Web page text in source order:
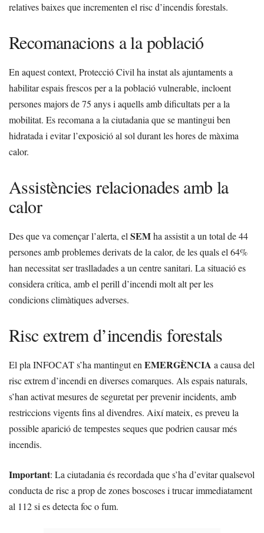
relatives baixes que incrementen el risc d’incendis forestals.
Recomanacions a la població
En aquest context, Protecció Civil ha instat als ajuntaments a
habilitar espais frescos per a la població vulnerable, incloent
persones majors de 75 anys i aquells amb dificultats per a la
mobilitat. Es recomana a la ciutadania que se mantingui ben
hidratada i evitar l’exposició al sol durant les hores de màxima
calor.
Assistències relacionades amb la
calor
Des que va començar l’alerta, el SEMha assistit a un total de 44
persones amb problemes derivats de la calor, de les quals el 64%
han necessitat ser traslladades a un centre sanitari. La situació es
considera crítica, amb el perill d’incendi molt alt per les
condicions climàtiques adverses.
Risc extrem d’incendis forestals
El pla INFOCAT s’ha mantingut en EMERGÈNCIA a causa del
risc extrem d’incendi en diverses comarques. Als espais naturals,
s’han activat mesures de seguretat per prevenir incidents, amb
restriccions vigents fins al divendres. Així mateix, es preveu la
possible aparició de tempestes seques que podrien causar més
incendis.
Important: La ciutadania és recordada que s’ha d’evitar qualsevol
conducta de risc a prop de zones boscoses i trucar immediatament
al 112 si es detecta foc o fum.